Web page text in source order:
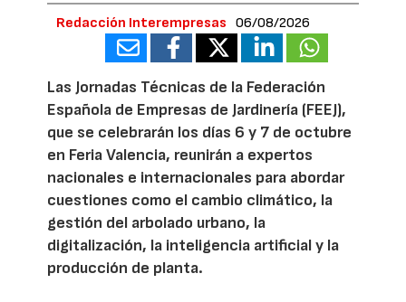
Redacción Interempresas 06/08/2026
Las Jornadas Técnicas de la Federación
Española de Empresas de Jardinería (FEEJ),
que se celebrarán los días 6 y 7 de octubre
en Feria Valencia, reunirán a expertos
nacionales e internacionales para abordar
cuestiones como el cambio climático, la
gestión del arbolado urbano, la
digitalización, la inteligencia artificial y la
producción de planta.